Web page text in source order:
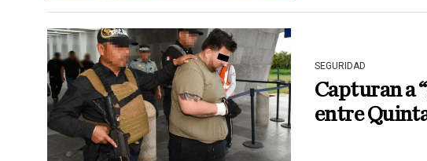
SEGURIDAD
Capturan a
entre